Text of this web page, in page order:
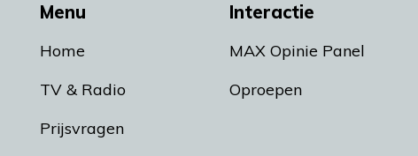
Menu
Home
TV & Radio
Prijsvragen
Interactie
MAX Opinie Panel
Oproepen